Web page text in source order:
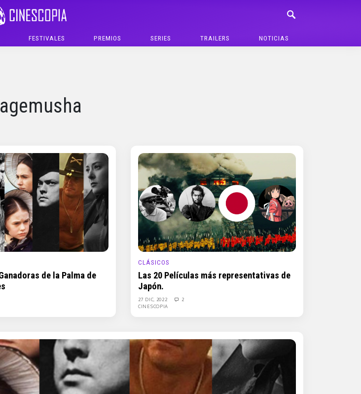
FESTIVALES PREMIOS SERIES TRAILERS NOTICIAS
de la Palma de
CLÁSICOS
Las 20 Películas más representativas de
Japón.
27 DIC, 2022
2
CINESCOPIA